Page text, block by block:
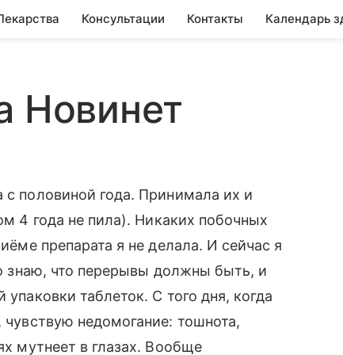
Консультации Контакты Календарь
Новинет
половиной года. Принимала их и
4 года не пила). Никаких побочных
препарата я не делала. И сейчас я
знаю, что перерывы должны быть, и
таблеток. С того дня, когда
недомогание: тошнота,
мутнеет в глазах. Вообще